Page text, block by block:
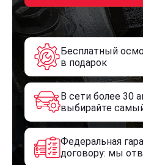
Бесплатный
в подарок
В сети более 30
выбирайте
Федеральная
договору: мы